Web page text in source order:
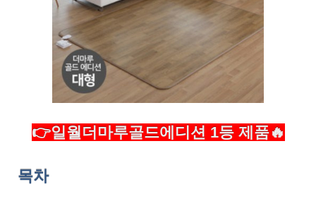
👉일월더마루골드에디션 1등 제품🔥
목차